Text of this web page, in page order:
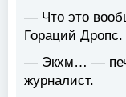
— Что это
Гораций Дропс.
— Экхм… —
журналист.